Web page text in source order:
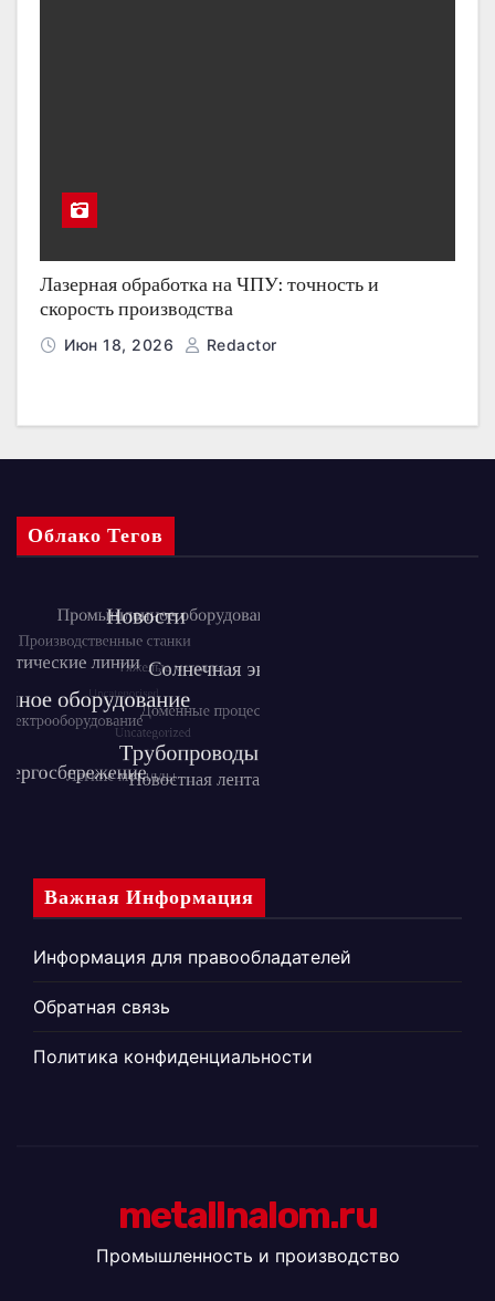
Лазерная обработка на ЧПУ: точность и
скорость производства
Июн 18, 2026 Redactor
Облако Тегов
Важная Информация
Информация для правообладателей
Обратная связь
Политика конфиденциальности
metallnalom.ru
Промышленность и производство